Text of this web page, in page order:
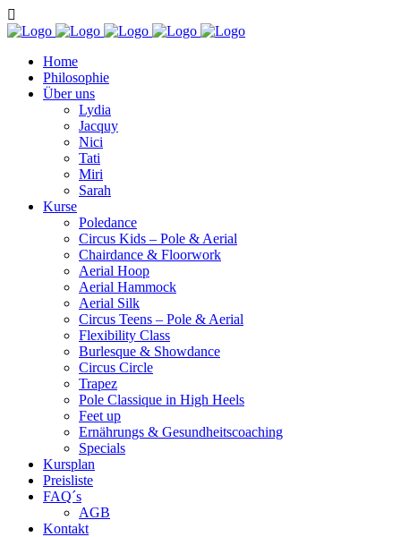
Home
Philosophie
Über uns
Lydia
Jacquy
Nici
Tati
Miri
Sarah
Kurse
Poledance
Circus Kids – Pole & Aerial
Chairdance & Floorwork
Aerial Hoop
Aerial Hammock
Aerial Silk
Circus Teens – Pole & Aerial
Flexibility Class
Burlesque & Showdance
Circus Circle
Trapez
Pole Classique in High Heels
Feet up
Ernährungs & Gesundheitscoaching
Specials
Kursplan
Preisliste
FAQ´s
AGB
Kontakt